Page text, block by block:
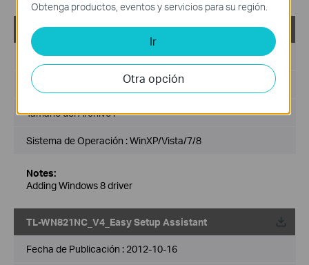
TL-WN821NC_V4_Utility
Fecha de Publicación :2013-07-02
Idioma:
Tamaño del Archivo :
Sistema de Operación : WinXP/Vista/7/8
Notes:
Adding Windows 8 driver
TL-WN821NC_V4_Easy Setup Assistant
Fecha de Publicación : 2012-10-16
Obtenga productos, eventos y servicios para su región.
Ir
Otra opción